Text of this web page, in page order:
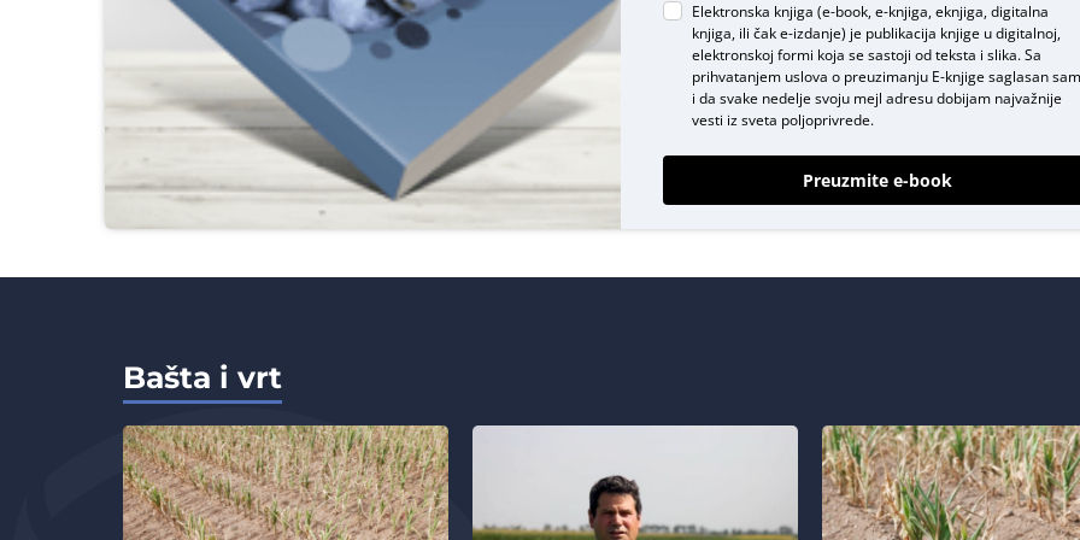
Elektronska knjiga (e-book, e-knjiga, eknjiga, digitalna
knjiga, ili čak e-izdanje) je publikacija knjige u digitalnoj,
elektronskoj formi koja se sastoji od teksta i slika. Sa
prihvatanjem uslova o preuzimanju E-knjigesaglasan sam
i da svake nedelje svoju mejl adresu dobijam najvažnije
vesti iz sveta poljoprivrede.
Preuzmite e-book
Bašta i vrt